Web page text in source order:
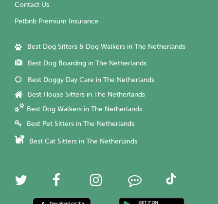
Contact Us
Petbnb Premium Insurance
Best Dog Sitters & Dog Walkers in The Netherlands
Best Dog Boarding in The Netherlands
Best Doggy Day Care in The Netherlands
Best House Sitters in The Netherlands
Best Dog Walkers in The Netherlands
Best Pet Sitters in The Netherlands
Best Cat Sitters in The Netherlands